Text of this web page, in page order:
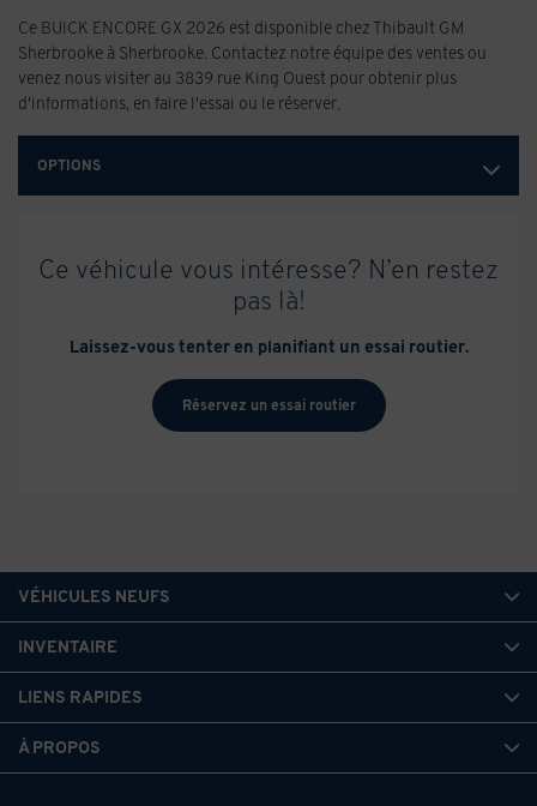
Ce BUICK ENCORE GX 2026 est disponible chez Thibault GM
Sherbrooke à Sherbrooke. Contactez notre équipe des ventes ou
venez nous visiter au 3839 rue King Ouest pour obtenir plus
d'informations, en faire l'essai ou le réserver.
OPTIONS
Ce véhicule vous intéresse? N’en restez
pas là!
Laissez-vous tenter en planifiant un essai routier.
Réservez un essai routier
VÉHICULES NEUFS
INVENTAIRE
LIENS RAPIDES
À PROPOS